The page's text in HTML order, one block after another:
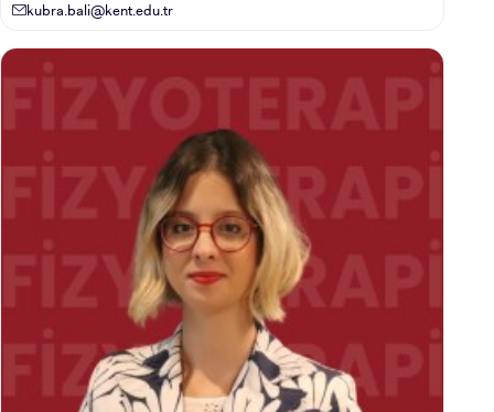
ÖNLİSANS ve
YATAY GEÇİŞ
kubra.bali@kent.edu.tr